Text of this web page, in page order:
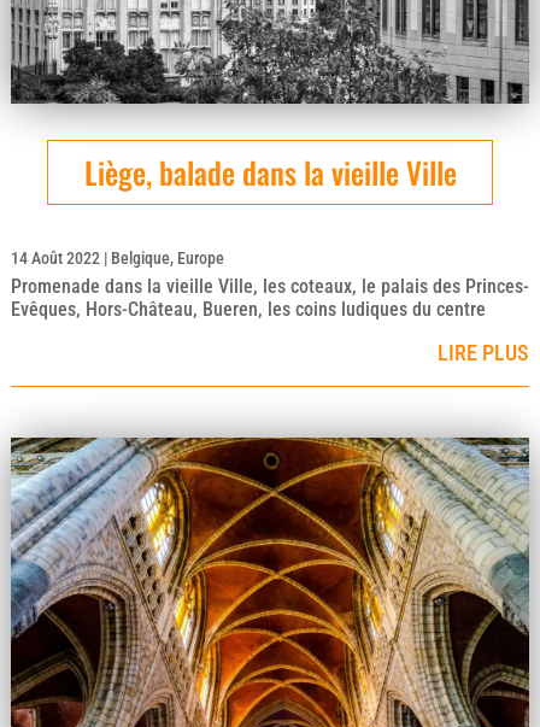
Liège, balade dans la vieille Ville
14 Août 2022| Belgique, Europe
Promenade dans la vieille Ville, les coteaux, le palais des Princes-
Evêques, Hors-Château, Bueren, les coins ludiques du centre
LIRE PLUS